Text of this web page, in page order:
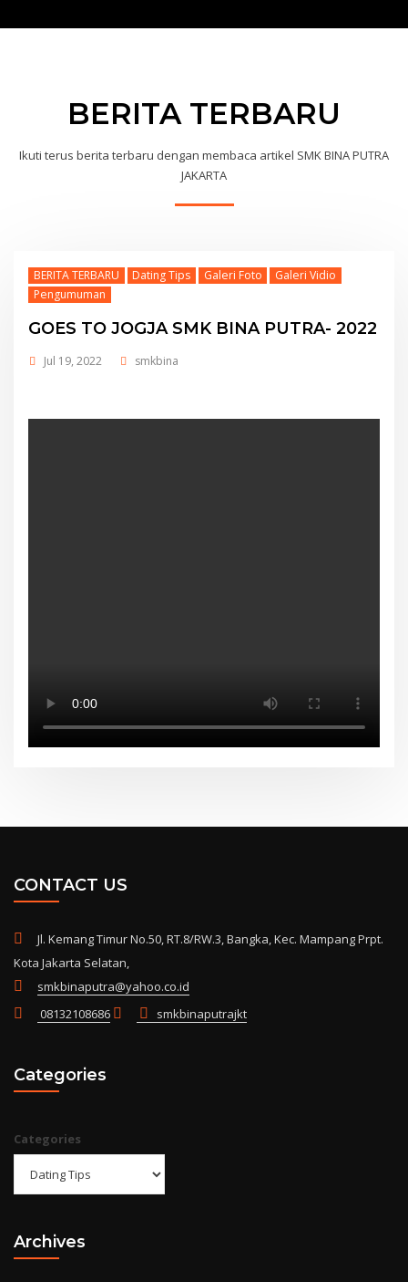
BERITA TERBARU
Ikuti terus berita terbaru dengan membaca artikel SMK BINA PUTRA
JAKARTA
BERITA TERBARU Dating Tips Galeri Foto
Galeri Vidio
Pengumuman
GOES TO JOGJA SMK BINA PUTRA- 2022
Jul 19, 2022 smkbina
CONTACT US
Jl. Kemang Timur No.50, RT.8/RW.3, Bangka, Kec. Mampang Prpt.
Kota Jakarta Selatan,
smkbinaputra@yahoo.co.id
08132108686
smkbinaputrajkt
Categories
Categories
Archives